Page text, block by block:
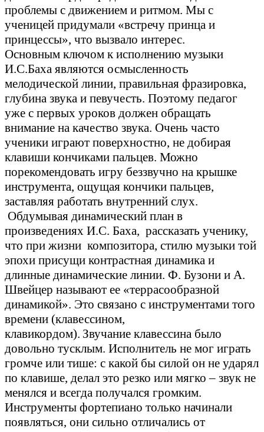
проблемы с движением и ритмом. Мы с
ученицей придумали «встречу принца и
принцессы», что вызвало интерес.
Основным ключом к исполнению музыки
И.С.Баха являются осмысленность
мелодической линии, правильная фразировка,
глубина звука и певучесть. Поэтому педагог
уже с первых уроков должен обращать
внимание на качество звука. Очень часто
ученики играют поверхностно, не добирая
клавиши кончиками пальцев. Можно
порекомендовать игру беззвучно на крышке
инструмента, ощущая кончики пальцев,
заставляя работать внутренний слух.
Обдумывая динамический план в
произведениях И.С. Баха, рассказать ученику,
что при жизни композитора, стилю музыки той
эпохи присущи контрастная динамика и
длинные динамические линии. Ф. Бузони и А.
Швейцер называют ее «террасообразной
динамикой». Это связано с инструментами того
времени (клавессином,
клавикордом). Звучание клавессина было
довольно тусклым. Исполнитель не мог играть
громче или тише: с какой бы силой он не ударял
по клавише, делал это резко или мягко – звук не
менялся и всегда получался громким.
Инструменты фортепиано только начинали
появляться, они сильно отличались от